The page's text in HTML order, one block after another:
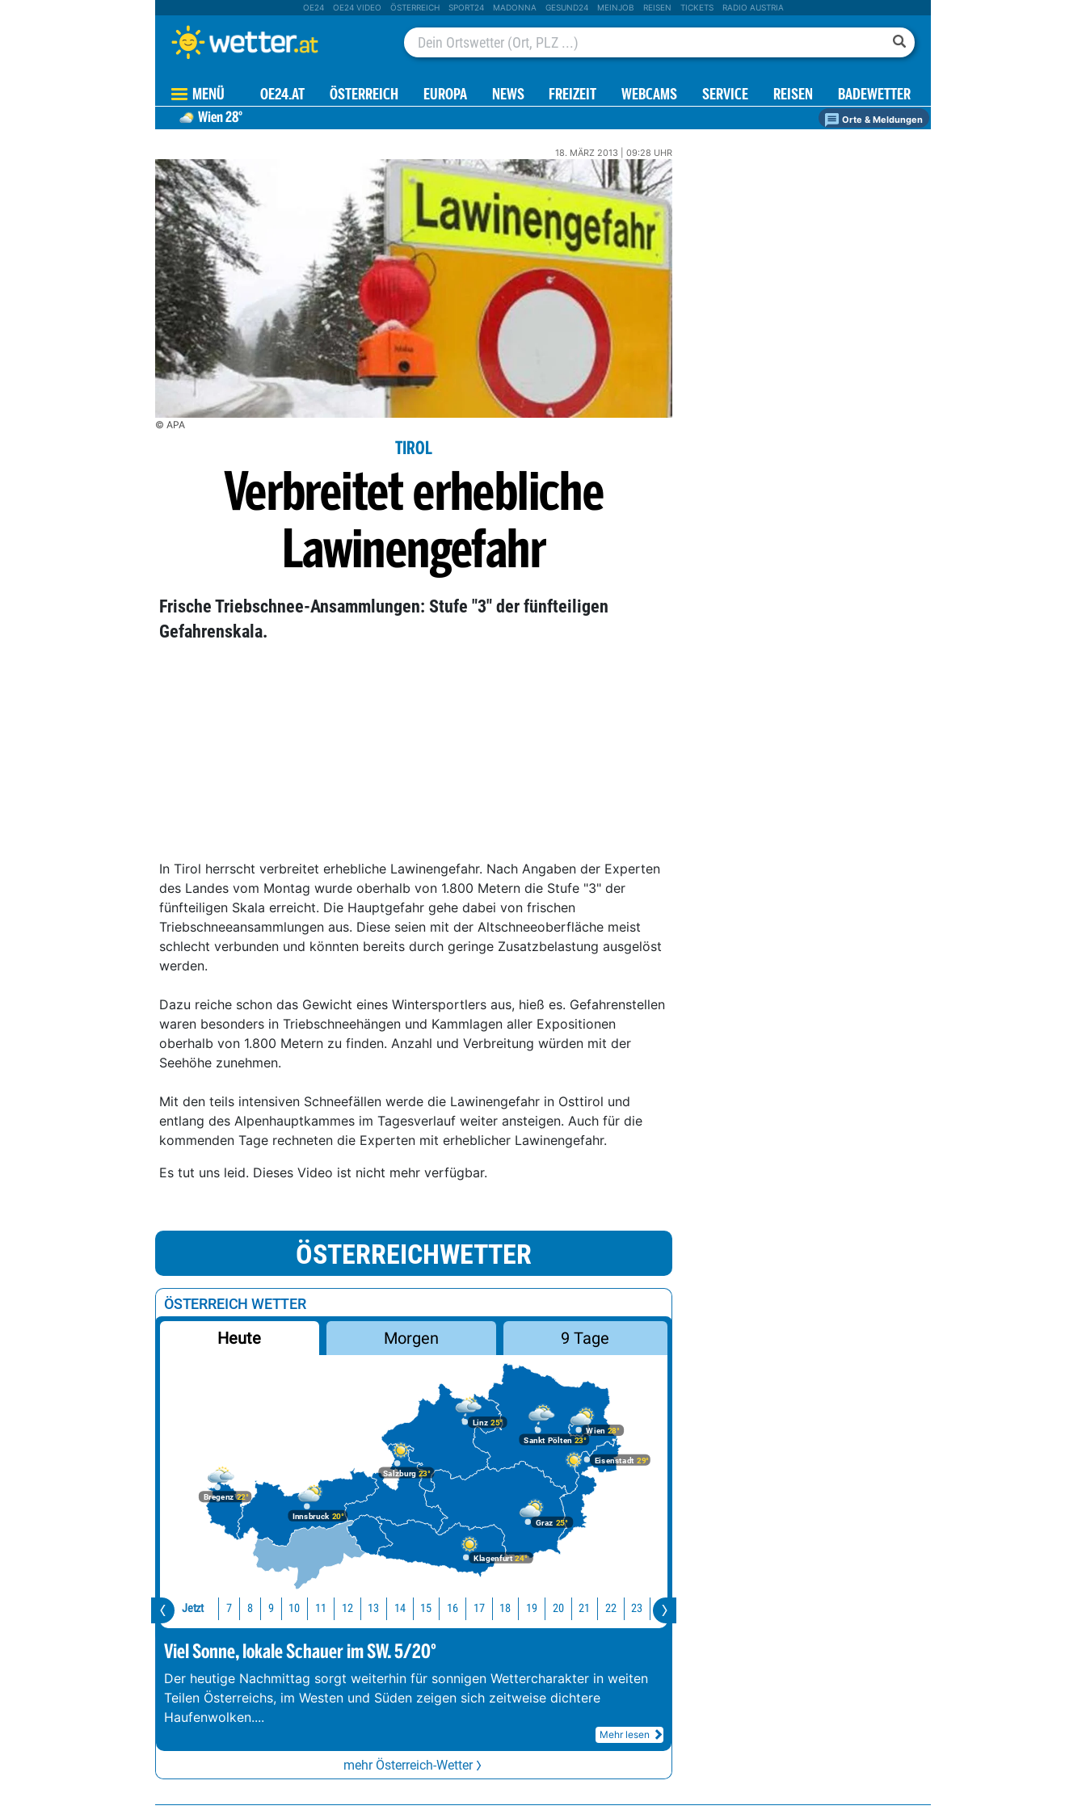
OE24 OE24 VIDEO ÖSTERREICH SPORT24 MADONNA GESUND24 MEINJOB REISEN TICKETS RADIO AUSTRIA
MENÜ OE24.AT ÖSTERREICH EUROPA NEWS FREIZEIT WEBCAMS SERVICE REISEN BADEWETTER
Wien28° Orte & Meldungen
18. MÄRZ 2013 | 09:28 UHR
© APA
TIROL
Verbreitet erhebliche
Lawinengefahr
Frische Triebschnee-Ansammlungen: Stufe "3" der fünfteiligen
Gefahrenskala.
In Tirol herrscht verbreitet erhebliche Lawinengefahr. Nach Angaben der Experten
des Landes vom Montag wurde oberhalb von 1.800 Metern die Stufe "3" der
fünfteiligen Skala erreicht. Die Hauptgefahr gehe dabei von frischen
Triebschneeansammlungen aus. Diese seien mit der Altschneeoberfläche meist
schlecht verbunden und könnten bereits durch geringe Zusatzbelastung ausgelöst
werden.
Dazu reiche schon das Gewicht eines Wintersportlers aus, hieß es. Gefahrenstellen
waren besonders in Triebschneehängen und Kammlagen aller Expositionen
oberhalb von 1.800 Metern zu finden. Anzahl und Verbreitung würden mit der
Seehöhe zunehmen.
Mit den teils intensiven Schneefällen werde die Lawinengefahr in Osttirol und
entlang des Alpenhauptkammes im Tagesverlauf weiter ansteigen. Auch für die
kommenden Tage rechneten die Experten mit erheblicher Lawinengefahr.
Es tut uns leid. Dieses Video ist nicht mehr verfügbar.
ÖSTERREICHWETTER
ÖSTERREICH WETTER
Heute Morgen 9 Tage
Bregenz22°
Graz 25°
Innsbruck20°
Klagenfurt24°
Linz 25°
Salzburg23°
Wien 28°
Eisenstadt 29°
Sankt Pölten 23°
Jetzt 7 8 9 10 11 12 13 14 15 16 17 18 19 20 21 22 23 0
Viel Sonne, lokale Schauer im SW. 5/20°
Der heutige Nachmittag sorgt weiterhin für sonnigen Wettercharakter in weiten
Teilen Österreichs, im Westen und Süden zeigen sich zeitweise dichtere
Haufenwolken....
Mehr lesen
mehr Österreich-Wetter